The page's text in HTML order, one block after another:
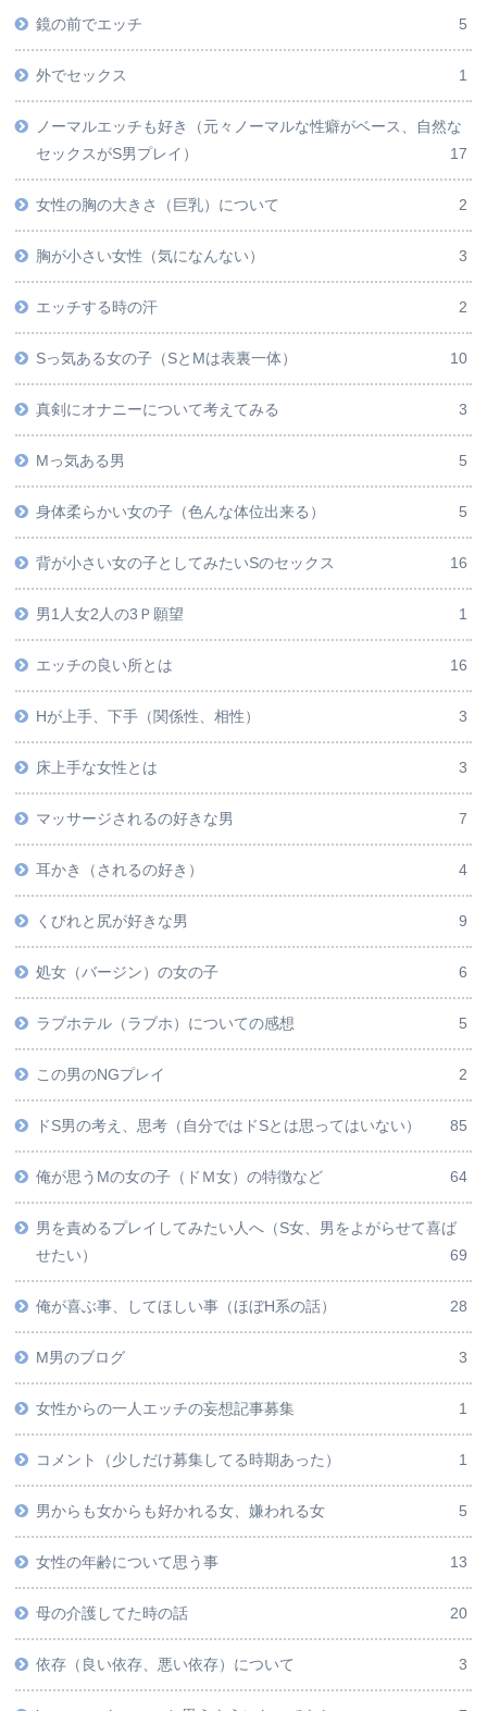
鏡の前でエッチ 5
外でセックス 1
ノーマルエッチも好き（元々ノーマルな性癖がベース、自然な
セックスがS男プレイ）
17
女性の胸の大きさ（巨乳）について 2
胸が小さい女性（気になんない） 3
エッチする時の汗 2
Sっ気ある女の子（SとMは表裏一体） 10
真剣にオナニーについて考えてみる 3
Mっ気ある男 5
身体柔らかい女の子（色んな体位出来る） 5
背が小さい女の子としてみたいSのセックス 16
男1人女2人の3Ｐ願望 1
エッチの良い所とは 16
Hが上手、下手（関係性、相性） 3
床上手な女性とは 3
マッサージされるの好きな男 7
耳かき（されるの好き） 4
くびれと尻が好きな男 9
処女（バージン）の女の子 6
ラブホテル（ラブホ）についての感想 5
この男のNGプレイ 2
ドS男の考え、思考（自分ではドSとは思ってはいない） 85
俺が思うMの女の子（ドＭ女）の特徴など 64
男を責めるプレイしてみたい人へ（S女、男をよがらせて喜ば
せたい）
69
俺が喜ぶ事、してほしい事（ほぼH系の話） 28
M男のブログ 3
女性からの一人エッチの妄想記事募集 1
コメント（少しだけ募集してる時期あった） 1
男からも女からも好かれる女、嫌われる女 5
女性の年齢について思う事 13
母の介護してた時の話 20
依存（良い依存、悪い依存）について 3